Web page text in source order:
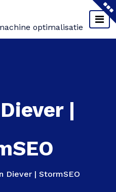
optimalisatie
|
Diever | StormSEO